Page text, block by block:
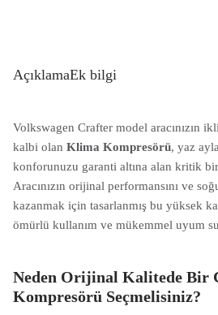
AçıklamaEk bilgi
Volkswagen Crafter model aracınızın
kalbi olan Klima Kompresörü, yaz
konforunuzu garanti altına alan kritik
Aracınızın orijinal performansını ve
kazanmak için tasarlanmış bu yüksek
ömürlü kullanım ve mükemmel uyum
Neden Orijinal Kalitede Bir
Kompresörü Seçmelisiniz?